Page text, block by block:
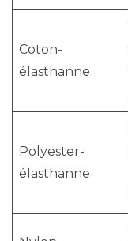
Coton-
élasthanne
Polyester-
élasthanne